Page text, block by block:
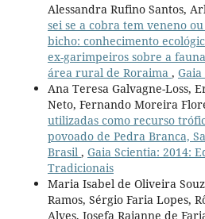
Alessandra Rufino Santos,
sei se a cobra tem veneno
bicho: conhecimento
ex-garimpeiros sobre a
área rural de Roraima ,
Ana Teresa Galvagne-Loss,
Neto, Fernando Moreira
utilizadas como recurso
povoado de Pedra Branca,
Brasil , Gaia Scientia: 2014:
Tradicionais
Maria Isabel de Oliveira
Ramos, Sérgio Faria Lopes,
Alves, Josefa Raianne de